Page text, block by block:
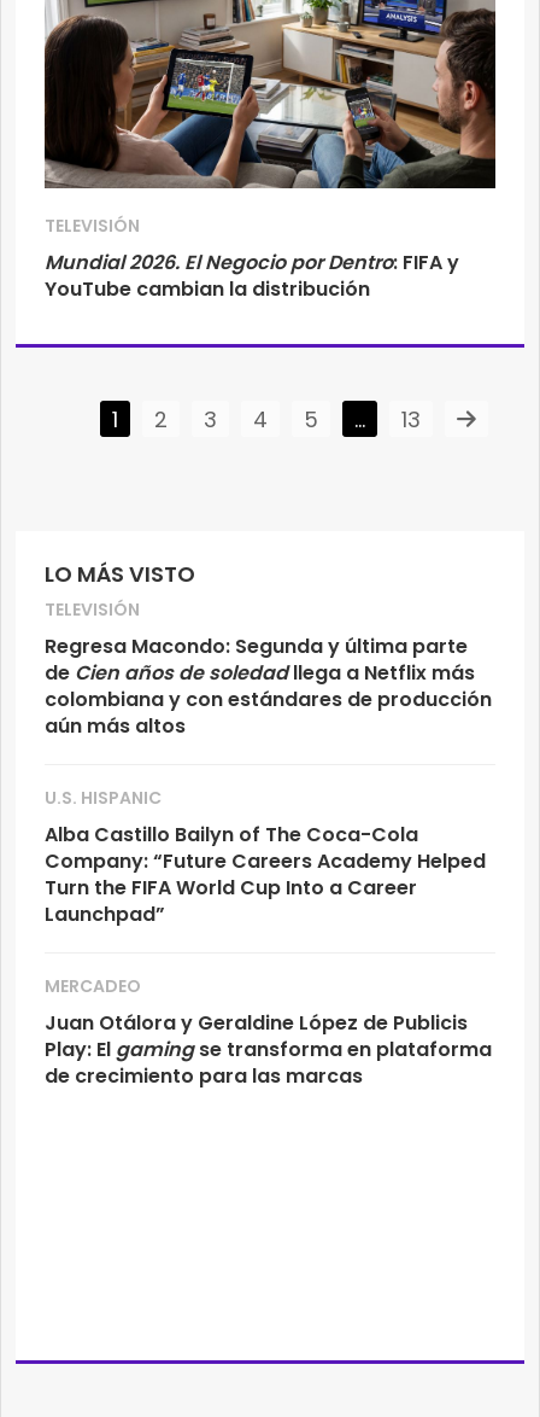
LO MÁS VISTO
TELEVISIÓN
Regresa Macondo: Segunda y última parte
de Cien años de soledadllega a Netflix más
colombiana y con estándares de producción
aún más altos
U.S. HISPANIC
Alba Castillo Bailyn of The Coca-Cola
Company: “Future Careers Academy Helped
Turn the FIFA World Cup Into a Career
Launchpad”
MERCADEO
Juan Otálora y Geraldine López de Publicis
Play: El gamingse transforma en plataforma
de crecimiento para las marcas
TELEVISIÓN
Mundial 2026. El Negocio por Dentro: FIFA y
YouTube cambian la distribución
1 2 3 4 5 … 13